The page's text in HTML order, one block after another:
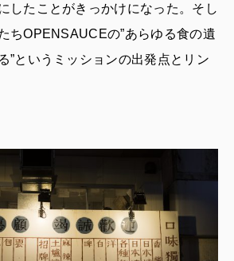
したことがきっかけになった。そし
ちOPENSAUCEの”あらゆる食の遺
”というミッションの出発点とリン